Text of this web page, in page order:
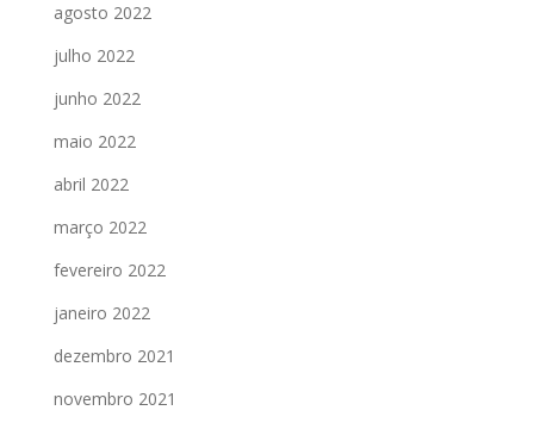
agosto 2022
julho 2022
junho 2022
maio 2022
abril 2022
março 2022
fevereiro 2022
janeiro 2022
dezembro 2021
novembro 2021